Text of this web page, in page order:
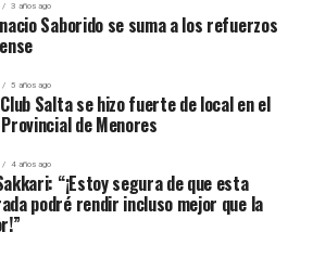
3 años ago
Saborido se suma a los refuerzos
5 años ago
Salta se hizo fuerte de local en el
de Menores
4 años ago
“¡Estoy segura de que esta
podré rendir incluso mejor que la